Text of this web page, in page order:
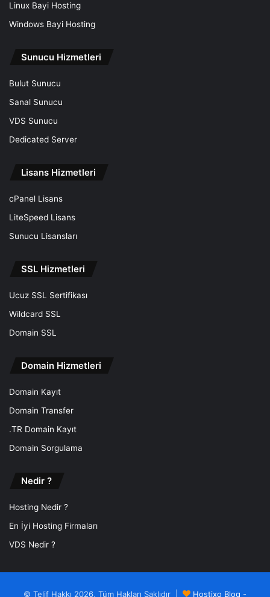
Linux Bayi Hosting
Windows Bayi Hosting
Sunucu Hizmetleri
Bulut Sunucu
Sanal Sunucu
VDS Sunucu
Dedicated Server
Lisans Hizmetleri
cPanel Lisans
LiteSpeed Lisans
Sunucu Lisansları
SSL Hizmetleri
Ucuz SSL Sertifikası
Wildcard SSL
Domain SSL
Domain Hizmetleri
Domain Kayıt
Domain Transfer
.TR Domain Kayıt
Domain Sorgulama
Nedir ?
Hosting Nedir ?
En İyi Hosting Firmaları
VDS Nedir ?
© Telif Hakkı 2026, Tüm Hakları Saklıdır | Hostixo Blog -